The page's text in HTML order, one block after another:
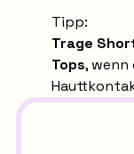
Tipp:
Trage
Tops, wenn